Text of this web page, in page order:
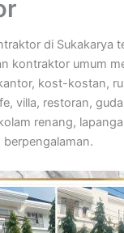
di Sukakarya
kontraktor umum
kost-kostan,
villa, restoran,
renang,